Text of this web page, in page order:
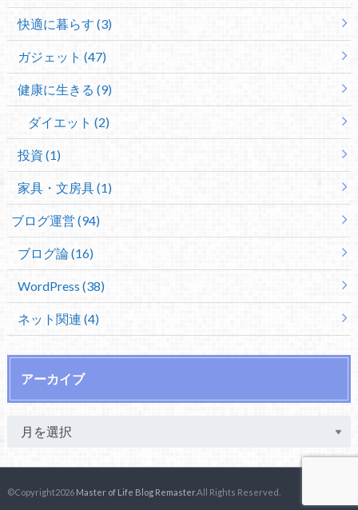
快適に暮らす (3)
ガジェット (47)
健康に生きる (9)
ダイエット (2)
投資 (1)
家具・文房具 (1)
ブログ運営 (94)
ブログ論 (16)
WordPress (38)
ネット関連 (4)
アーカイブ
©Copyright2026 Master of Life Blog Remaster.All Rights Reserved.